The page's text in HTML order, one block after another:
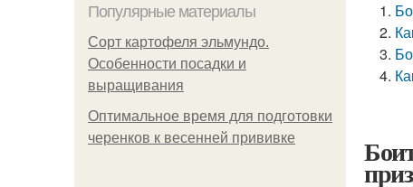
Популярные материалы
Сорт картофеля эльмундо.
Особенности посадки и
выращивания
Оптимальное время для подготовки
черенков к весенней прививке